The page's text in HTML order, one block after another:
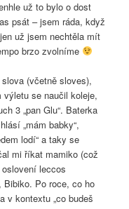
už to bylo o dost
psát – jsem ráda, když
už jsem nechtěla mít
brzo zvolníme
(včetně sloves),
se naučil koleje,
3 „pan Glu“. Baterka
„mám babky“,
lodí“ a taky se
mi říkat mamiko (což
leccos
Po roce, co ho
v kontextu „co budeš